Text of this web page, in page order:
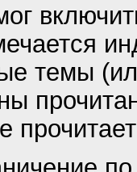
темы